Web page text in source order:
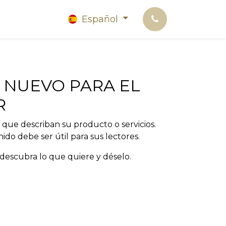
Español
PARA EL
describan su producto o servicios.
debe ser útil para sus lectores.
lo que quiere y déselo.